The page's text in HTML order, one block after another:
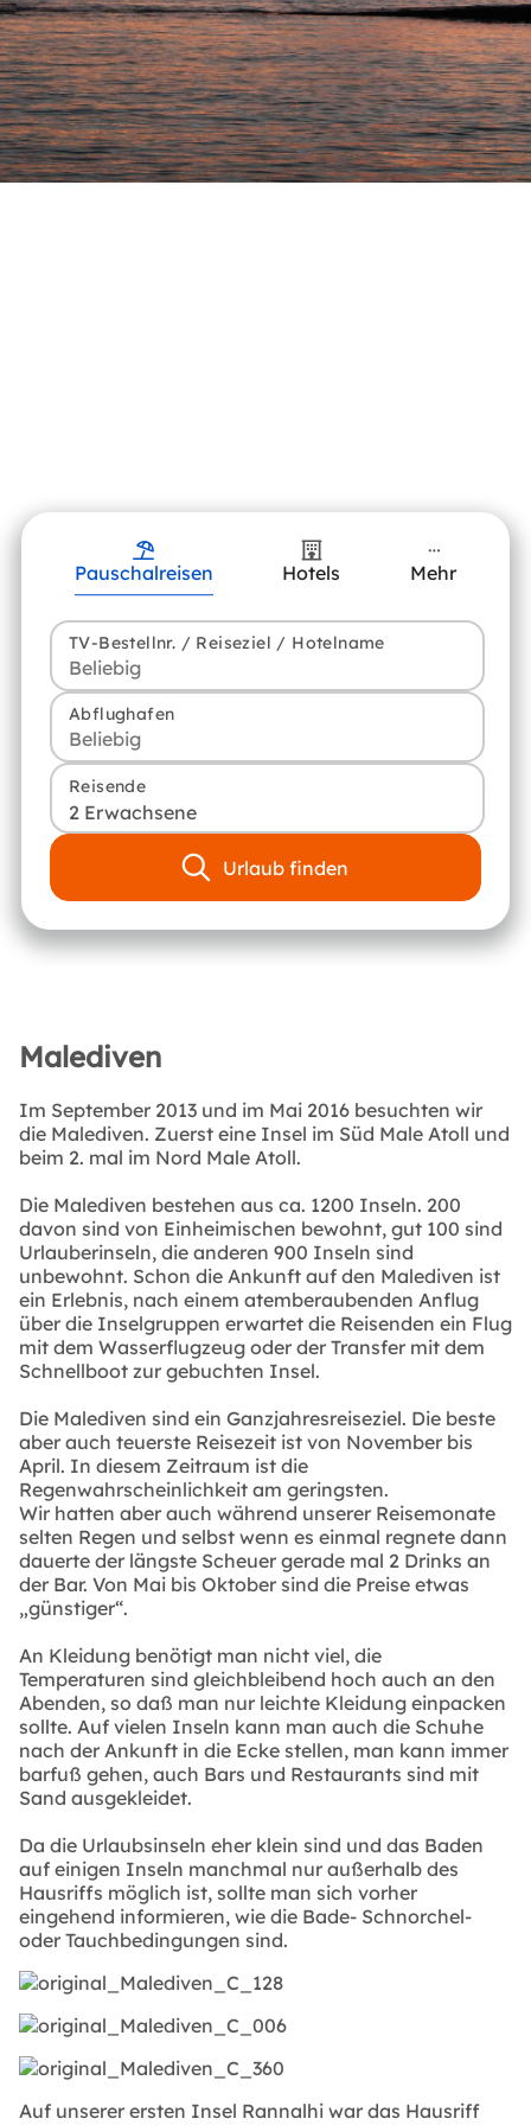
Pauschalreisen Hotels Mehr
TV-Bestellnr. / Reiseziel / Hotelname
Abflughafen
Reisende
2 Erwachsene
Urlaub finden
Malediven
Im September 2013 und im Mai 2016 besuchten wir
die Malediven. Zuerst eine Insel im Süd Male Atoll und
beim 2. mal im Nord Male Atoll.
Die Malediven bestehen aus ca. 1200 Inseln. 200
davon sind von Einheimischen bewohnt, gut 100 sind
Urlauberinseln, die anderen 900 Inseln sind
unbewohnt. Schon die Ankunft auf den Malediven ist
ein Erlebnis, nach einem atemberaubenden Anflug
über die Inselgruppen erwartet die Reisenden ein Flug
mit dem Wasserflugzeug oder der Transfer mit dem
Schnellboot zur gebuchten Insel.
Die Malediven sind ein Ganzjahresreiseziel. Die beste
aber auch teuerste Reisezeit ist von November bis
April. In diesem Zeitraum ist die
Regenwahrscheinlichkeit am geringsten.
Wir hatten aber auch während unserer Reisemonate
selten Regen und selbst wenn es einmal regnete dann
dauerte der längste Scheuer gerade mal 2 Drinks an
der Bar. Von Mai bis Oktober sind die Preise etwas
„günstiger“.
An Kleidung benötigt man nicht viel, die
Temperaturen sind gleichbleibend hoch auch an den
Abenden, so daß man nur leichte Kleidung einpacken
sollte. Auf vielen Inseln kann man auch die Schuhe
nach der Ankunft in die Ecke stellen, man kann immer
barfuß gehen, auch Bars und Restaurants sind mit
Sand ausgekleidet.
Da die Urlaubsinseln eher klein sind und das Baden
auf einigen Inseln manchmal nur außerhalb des
Hausriffs möglich ist, sollte man sich vorher
eingehend informieren, wie die Bade- Schnorchel-
oder Tauchbedingungen sind.
Auf unserer ersten Insel Rannalhi war das Hausriff